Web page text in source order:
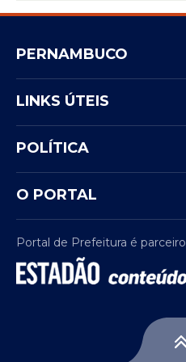
PERNAMBUCO
LINKS ÚTEIS
POLÍTICA
O PORTAL
Portal de Prefeitura é parceiro